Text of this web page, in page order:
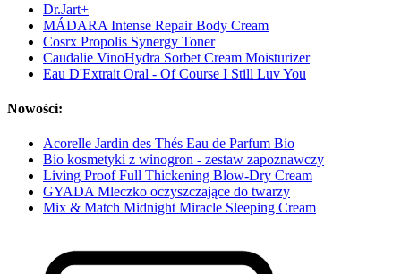
Dr.Jart+
MÁDARA Intense Repair Body Cream
Cosrx Propolis Synergy Toner
Caudalie VinoHydra Sorbet Cream Moisturizer
Eau D'Extrait Oral - Of Course I Still Luv You
Nowości:
Acorelle Jardin des Thés Eau de Parfum Bio
Bio kosmetyki z winogron - zestaw zapoznawczy
Living Proof Full Thickening Blow-Dry Cream
GYADA Mleczko oczyszczające do twarzy
Mix & Match Midnight Miracle Sleeping Cream